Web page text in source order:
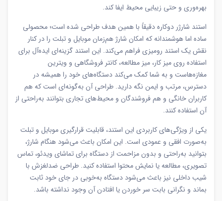
بهره‌وری و حتی زیبایی محیط ایفا کند.
استند شارژر دوکاره دقیقاً با همین هدف طراحی شده است؛ محصولی
ساده اما هوشمندانه که امکان شارژ هم‌زمان موبایل و تبلت را در کنار
نقش یک استند رومیزی فراهم می‌کند. این استند گزینه‌ای ایده‌آل برای
استفاده روی میز کار، میز مطالعه، کانتر فروشگاهی و ویترین
مغازه‌هاست و به شما کمک می‌کند دستگاه‌های خود را همیشه در
دسترس، مرتب و ایمن نگه دارید. طراحی آن به‌گونه‌ای است که هم
کاربران خانگی و هم فروشندگان و محیط‌های تجاری بتوانند به‌راحتی از
آن استفاده کنند.
یکی از ویژگی‌های کاربردی این استند، قابلیت قرارگیری موبایل و تبلت
به‌صورت افقی و عمودی است. این امکان باعث می‌شود هنگام شارژ،
بتوانید به‌راحتی و بدون مزاحمت از دستگاه برای تماشای ویدئو، تماس
تصویری، مطالعه یا نمایش محتوا استفاده کنید. طراحی ضدلغزش با
شیب داخلی نیز باعث می‌شود دستگاه به‌خوبی در جای خود ثابت
بماند و نگرانی بابت سر خوردن یا افتادن آن وجود نداشته باشد.